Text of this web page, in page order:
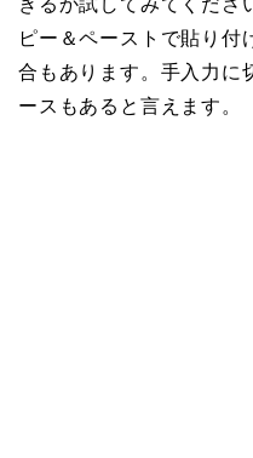
きるか試してみてくださ
ピー＆ペーストで貼り付
合もあります。手入力に
ースもあると言えます。